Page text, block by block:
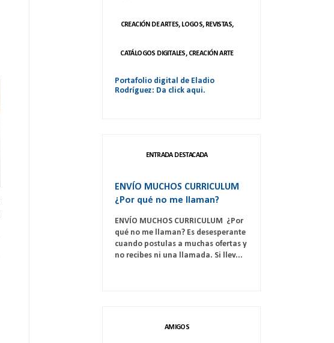
CREACIÓN DE ARTES, LOGOS, REVISTAS,
CATÁLOGOS DIGITALES, CREACIÓN ARTE
Portafolio digital de Eladio
Rodríguez: Da click aqui.
ENTRADA DESTACADA
ENVÍO MUCHOS CURRICULUM
¿Por qué no me llaman?
ENVÍO MUCHOS CURRICULUM ¿Por
qué no me llaman? Es desesperante
cuando postulas a muchas ofertas y
no recibes ni una llamada. Si llev...
AMIGOS